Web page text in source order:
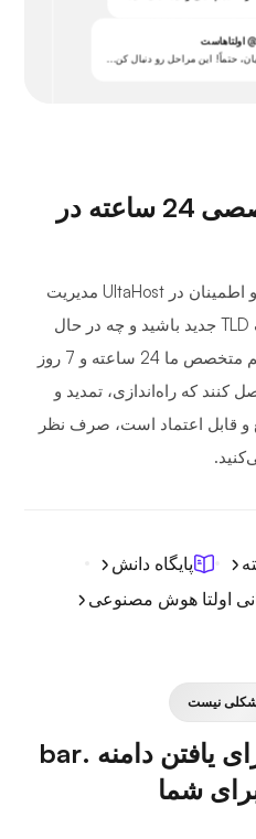
اولتاهاست
حتماً! این مراحل رو دنبال کن...
پشتیبانی و کمک تخصصی 24 ساعته در
هر پسوند دامنه‌ای را با سهولت و اطمینان در UltaHost مدیریت
کنید. چه در حال تأمین امنیت یک TLD جدید باشید و چه در حال
به‌روزرسانی رکوردهای DNS، تیم متخصص ما 24 ساعته و 7 روز
کنند که راه‌اندازی، تمدید و
و قابل اعتماد است، صرف نظر
پایگاه دانش
اولتا هوش مصنوعی
نیست
راهنمای ضروری برای یافتن دامنه .bar
شما